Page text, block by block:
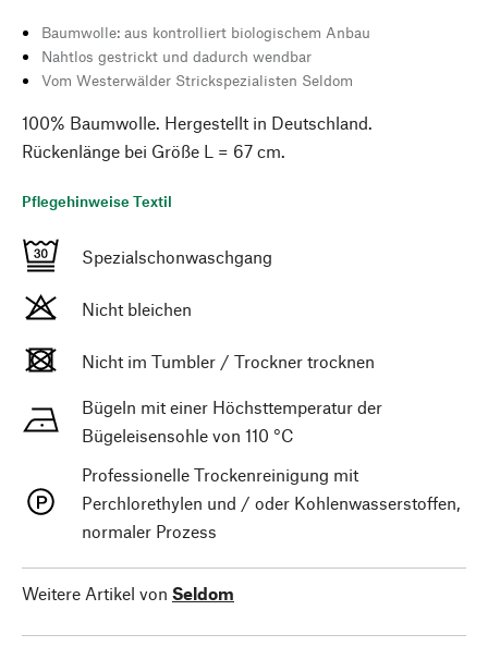
Baumwolle: aus kontrolliert biologischem Anbau
Nahtlos gestrickt und dadurch wendbar
Vom Westerwälder Strickspezialisten Seldom
100% Baumwolle. Hergestellt in Deutschland.
Rückenlänge bei Größe L = 67 cm.
Pflegehinweise Textil
Spezialschonwaschgang
Nicht bleichen
Nicht im Tumbler / Trockner trocknen
Bügeln mit einer Höchsttemperatur der
Bügeleisensohle von 110 °C
Professionelle Trockenreinigung mit
Perchlorethylen und / oder Kohlenwasserstoffen,
normaler Prozess
Weitere Artikel von Seldom